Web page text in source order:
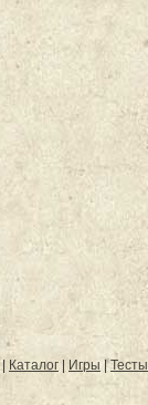
| Каталог Игры |Тесты